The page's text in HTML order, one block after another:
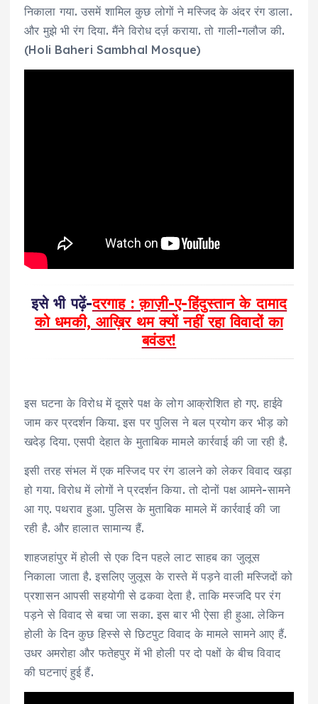
निकाला गया. उसमें शामिल कुछ लोगों ने मस्जिद के अंदर रंग डाला.
और मुझे भी रंग दिया. मैंने विरोध दर्ज़ कराया. तो गाली-गलौज की.
(Holi Baheri Sambhal Mosque)
इसे भी पढ़ें-दरगाह : क़ाज़ी-ए-हिंदुस्तान के दामाद
को धमकी, आख़िर थम क्यों नहीं रहा विवादों का
बवंडर!
इस घटना के विरोध में दूसरे पक्ष के लोग आक्रोशित हो गए. हाईवे
जाम कर प्रदर्शन किया. इस पर पुलिस ने बल प्रयोग कर भीड़ को
खदेड़ दिया. एसपी देहात के मुताबिक मामलेे कार्रवाई की जा रही है.
इसी तरह संभल में एक मस्जिद पर रंग डालने को लेकर विवाद खड़ा
हो गया. विरोध में लोगों ने प्रदर्शन किया. तो दोनों पक्ष आमने-सामने
आ गए. पथराव हुआ. पुलिस के मुताबिक मामले में कार्रवाई की जा
रही है. और हालात सामान्य हैं.
शाहजहांपुर में होली से एक दिन पहले लाट साहब का जुलूस
निकाला जाता है. इसलिए जुलूस के रास्ते में पड़ने वाली मस्जिदों को
प्रशासन आपसी सहयोगी से ढकवा देता है. ताकि मस्जदि पर रंग
पड़ने से विवाद से बचा जा सका. इस बार भी ऐसा ही हुआ. लेकिन
होली के दिन कुछ हिस्से से छिटपुट विवाद के मामले सामने आए हैं.
उधर अमरोहा और फतेहपुर में भी होली पर दो पक्षों के बीच विवाद
की घटनाएं हुई हैं.